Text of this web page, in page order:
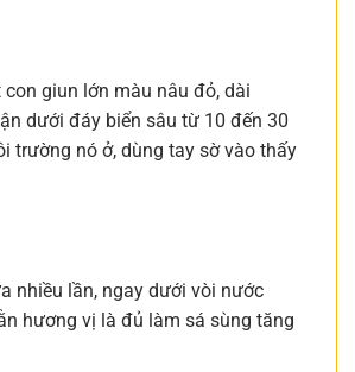
giun lớn màu nâu đỏ, dài
dưới đáy biển sâu từ 10 đến 30
trường nó ở, dùng tay sờ vào thấy
nhiều lần, ngay dưới vòi nước
hương vị là đủ làm sá sùng tăng